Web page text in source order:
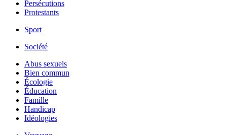
Persécutions
Protestants
Sport
Société
Abus sexuels
Bien commun
Écologie
Éducation
Famille
Handicap
Idéologies